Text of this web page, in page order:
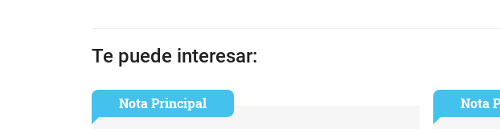
Te puede interesar:
Nota Principal Nota